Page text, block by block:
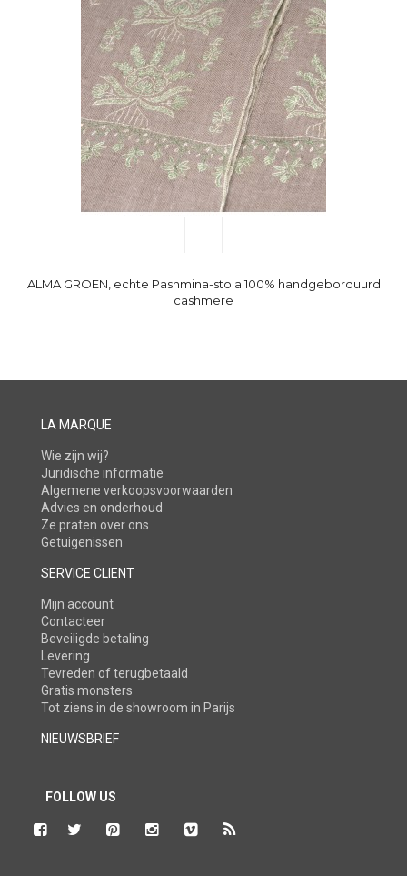
ALMA GROEN, echte Pashmina-stola 100% handgeborduurd
cashmere
LA MARQUE
Wie zijn wij?
Juridische informatie
Algemene verkoopsvoorwaarden
Advies en onderhoud
Ze praten over ons
Getuigenissen
SERVICE CLIENT
Mijn account
Contacteer
Beveiligde betaling
Levering
Tevreden of terugbetaald
Gratis monsters
Tot ziens in de showroom in Parijs
NIEUWSBRIEF
FOLLOW US